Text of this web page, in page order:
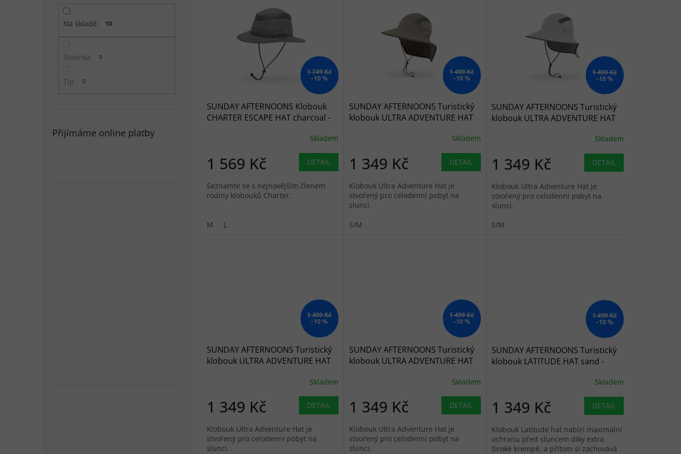
Na skladě 10
Novinka 0
Tip 0
Přijímáme online platby
1 749 Kč
–10 %
SUNDAY AFTERNOONS Klobouk
CHARTER ESCAPE HAT charcoal -
Skladem
1 569 Kč DETAIL
Seznamte se s nejnovějším členem
rodiny klobouků Charter.
M L
1 499 Kč
–10 %
SUNDAY AFTERNOONS Turistický
klobouk ULTRA ADVENTURE HAT
Skladem
1 349 Kč DETAIL
Klobouk Ultra Adventure Hat je
stvořený pro celodenní pobyt na
slunci.
S/M
1 499 Kč
–10 %
SUNDAY AFTERNOONS Turistický
klobouk ULTRA ADVENTURE HAT
Skladem
1 349 Kč DETAIL
Klobouk Ultra Adventure Hat je
stvořený pro celodenní pobyt na
slunci.
S/M
1 499 Kč
–10 %
SUNDAY AFTERNOONS Turistický
klobouk ULTRA ADVENTURE HAT
Skladem
1 349 Kč DETAIL
Klobouk Ultra Adventure Hat je
stvořený pro celodenní pobyt na
slunci.
1 499 Kč
–10 %
SUNDAY AFTERNOONS Turistický
klobouk ULTRA ADVENTURE HAT
Skladem
1 349 Kč DETAIL
Klobouk Ultra Adventure Hat je
stvořený pro celodenní pobyt na
slunci.
1 499 Kč
–10 %
SUNDAY AFTERNOONS Turistický
klobouk LATITUDE HAT sand -
Skladem
1 349 Kč DETAIL
Klobouk Latitude hat nabízí maximální
ochranu před sluncem díky extra
široké krempě, a přitom si zachovává